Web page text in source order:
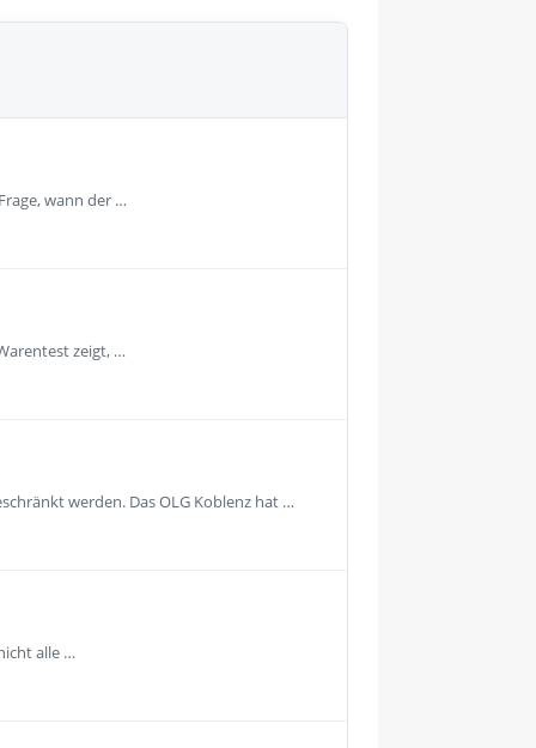
wann der …
zeigt, …
werden. Das OLG Koblenz hat …
alle …